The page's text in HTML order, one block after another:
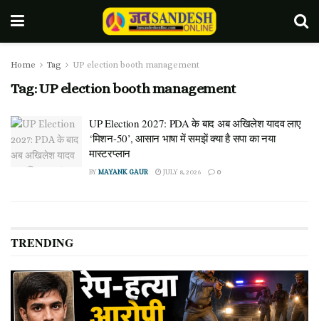
Home Tag UP election booth management
Tag:UP election booth management
UP Election 2027: PDA के बाद अब अखिलेश यादव लाए
‘मिशन-50’, आसान भाषा में समझें क्या है सपा का नया
मास्टरप्लान
BYMAYANK GAUR JULY 8, 2026 0
TRENDING